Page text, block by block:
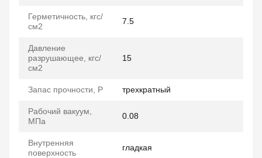
Герметичность, кгс/
см2
7.5
Давление
разрушающее, кгс/
см2
15
Запас прочности, P трехкратный
Рабочий вакуум,
МПа
0.08
Внутренняя
поверхность
гладкая